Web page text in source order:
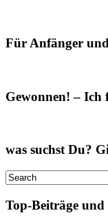
Für Anfänger
Gewonnen! – Ich
was suchst Du?
Top-Beiträge und